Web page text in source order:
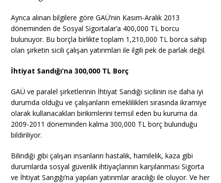
Ayrıca alınan bilgilere göre GAÜ’nin Kasım-Aralık 2013
döneminden de Sosyal Sigortalar’a 400,000 TL borcu
bulunuyor. Bu borçla birlikte toplam 1,210,000 TL borca sahip
olan şirketin sicili çalışan yatırımları ile ilgili pek de parlak değil.
İhtiyat Sandığı’na 300,000 TL Borç
GAÜ ve paralel şirketlerinin İhtiyat Sandığı sicilinin ise daha iyi
durumda olduğu ve çalışanların emeklilikleri sırasında ikramiye
olarak kullanacakları birikimlerini temsil eden bu kuruma da
2009-2011 döneminden kalma 300,000 TL borç bulunduğu
bildiriliyor.
Bilindiği gibi çalışan insanların hastalık, hamilelik, kaza gibi
durumlarda sosyal güvenlik ihtiyaçlarının karşılanması Sigorta
ve İhtiyat Sangığı’na yapılan yatırımlar aracılığı ile oluyor. Ve her